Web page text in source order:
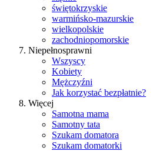
świętokrzyskie
warmińsko-mazurskie
wielkopolskie
zachodniopomorskie
Niepełnosprawni
Wszyscy
Kobiety
Mężczyźni
Jak korzystać bezpłatnie?
Więcej
Samotna mama
Samotny tata
Szukam domatora
Szukam domatorki